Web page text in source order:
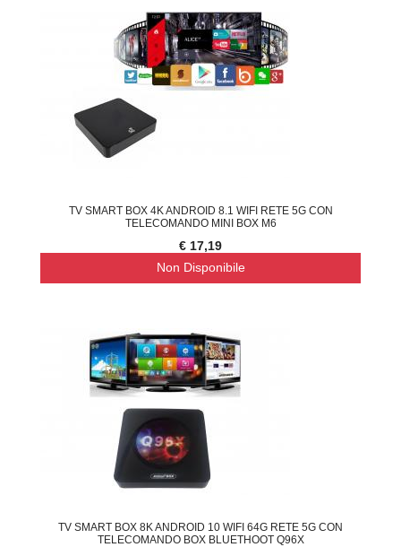
TV SMART BOX 4K ANDROID 8.1 WIFI RETE 5G CON
TELECOMANDO MINI BOX M6
€ 17,19
Non Disponibile
TV SMART BOX 8K ANDROID 10 WIFI 64G RETE 5G CON
TELECOMANDO BOX BLUETHOOT Q96X